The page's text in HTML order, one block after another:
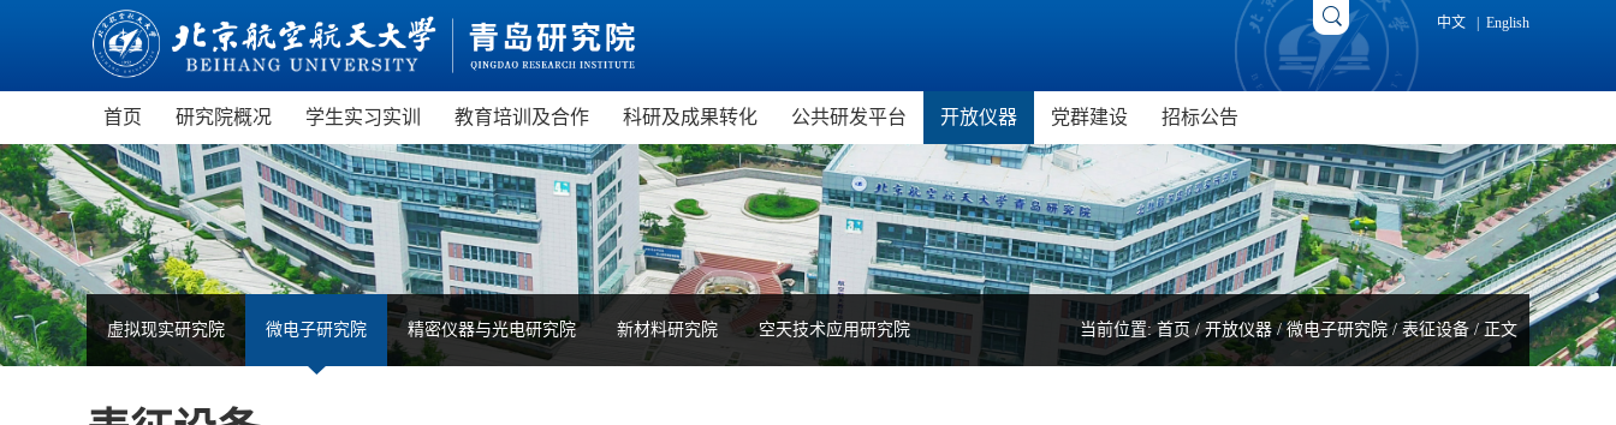
中文 English
首页 研究院概况
研究院介绍
现任领导
机构设置
部门设置
园区概览
学生实习实训
制度建设
管理服务
教育培训及合作
青岛市科普教育基地
青岛市中小学研学旅行基地
航空航天STEAM教育培训基地
虚拟现实教育培训基地
无人机科普教育基地
科研及成果转化
科技政策
科研成果
科研平台
公共研发平台
虚拟现实技术与应用公共研发
服务平台
开放仪器
虚拟现实研究院
微电子研究院
精密仪器与光电研究院
新材料研究院
空天技术应用研究院
党群建设
研究生党建
工会工作
招标公告
招标公告
成交公告
当前位置:首页/开放仪器/ 微电子研究院/表征设备/ 正文
虚拟现实研究院 微电子研究院 精密仪器与光电研究院 新材料研究院 空天技术应用研究院